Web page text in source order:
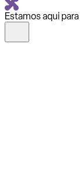
Estamos aqui